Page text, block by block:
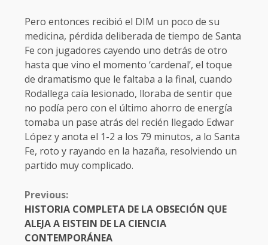
Pero entonces recibió el DIM un poco de su
medicina, pérdida deliberada de tiempo de Santa
Fe con jugadores cayendo uno detrás de otro
hasta que vino el momento ‘cardenal’, el toque
de dramatismo que le faltaba a la final, cuando
Rodallega caía lesionado, lloraba de sentir que
no podía pero con el último ahorro de energía
tomaba un pase atrás del recién llegado Edwar
López y anota el 1-2 a los 79 minutos, a lo Santa
Fe, roto y rayando en la hazaña, resolviendo un
partido muy complicado.
CONTINUE
READING
Previous:
HISTORIA COMPLETA DE LA OBSECIÓN QUE
ALEJA A EISTEIN DE LA CIENCIA
CONTEMPORÁNEA